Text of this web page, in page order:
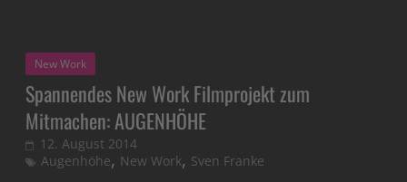
New Work
Spannendes New Work Filmprojekt zum
Mitmachen: AUGENHÖHE
12. August 2014
Augenhöhe, New Work, Sven Franke